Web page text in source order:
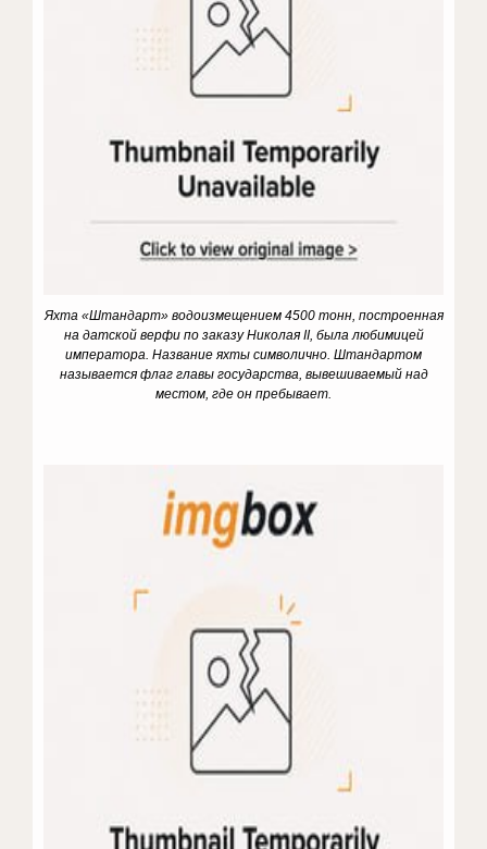
Яхта «Штандарт» водоизмещением 4500 тонн, построенная
на датской верфи по заказу Николая II, была любимицей
императора. Название яхты символично. Штандартом
называется флаг главы государства, вывешиваемый над
местом, где он пребывает.